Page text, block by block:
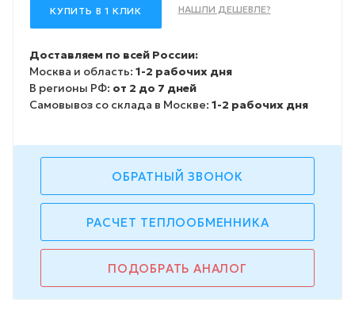
КУПИТЬ В 1 КЛИК НАШЛИ ДЕШЕВЛЕ?
Доставляем по всей России:
Москва и область: 1-2 рабочих дня
В регионы РФ: от 2 до 7 дней
Самовывоз со склада в Москве: 1-2 рабочих дня
ОБРАТНЫЙ ЗВОНОК
РАСЧЕТ ТЕПЛООБМЕННИКА
ПОДОБРАТЬ АНАЛОГ